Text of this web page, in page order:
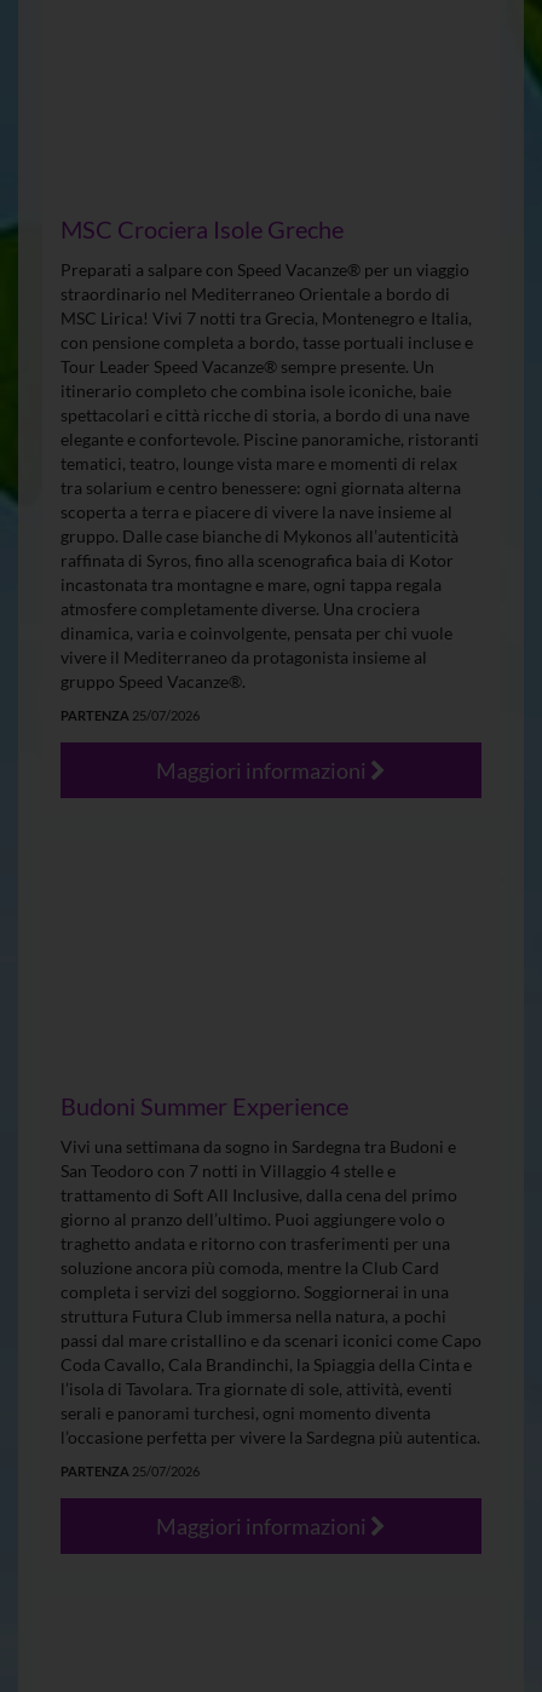
MSC Crociera Isole Greche
Preparati a salpare con Speed Vacanze® per un viaggio
straordinario nel Mediterraneo Orientale a bordo di
MSC Lirica! Vivi 7 notti tra Grecia, Montenegro e Italia,
con pensione completa a bordo, tasse portuali incluse e
Tour Leader Speed Vacanze® sempre presente. Un
itinerario completo che combina isole iconiche, baie
spettacolari e città ricche di storia, a bordo di una nave
elegante e confortevole. Piscine panoramiche, ristoranti
tematici, teatro, lounge vista mare e momenti di relax
tra solarium e centro benessere: ogni giornata alterna
scoperta a terra e piacere di vivere la nave insieme al
gruppo. Dalle case bianche di Mykonos all’autenticità
raffinata di Syros, fino alla scenografica baia di Kotor
incastonata tra montagne e mare, ogni tappa regala
atmosfere completamente diverse. Una crociera
dinamica, varia e coinvolgente, pensata per chi vuole
vivere il Mediterraneo da protagonista insieme al
gruppo Speed Vacanze®.
PARTENZA 25/07/2026
Maggiori informazioni
Budoni Summer Experience
Vivi una settimana da sogno in Sardegna tra Budoni e
San Teodoro con 7 notti in Villaggio 4 stelle e
trattamento di Soft All Inclusive, dalla cena del primo
giorno al pranzo dell’ultimo. Puoi aggiungere volo o
traghetto andata e ritorno con trasferimenti per una
soluzione ancora più comoda, mentre la Club Card
completa i servizi del soggiorno. Soggiornerai in una
struttura Futura Club immersa nella natura, a pochi
passi dal mare cristallino e da scenari iconici come Capo
Coda Cavallo, Cala Brandinchi, la Spiaggia della Cinta e
l’isola di Tavolara. Tra giornate di sole, attività, eventi
serali e panorami turchesi, ogni momento diventa
l’occasione perfetta per vivere la Sardegna più autentica.
PARTENZA 25/07/2026
Maggiori informazioni